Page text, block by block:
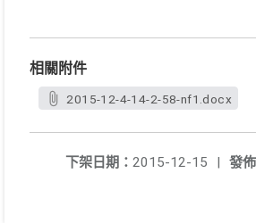
相關附件
2015-12-4-14-2-58-nf1.docx
發
下架日期： 2015-12-15
|